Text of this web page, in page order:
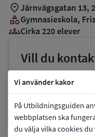
Vi använder kakor
På Utbildningsguiden
webbplatsen ska
du välja vilka cookies
location_on Järnvägsgatan 13,
categoryGymnasieskola,
groups_3Cirka 220 elever
Vill du
phoneTelefon:042-
mailE-post:
linkWebbplats: